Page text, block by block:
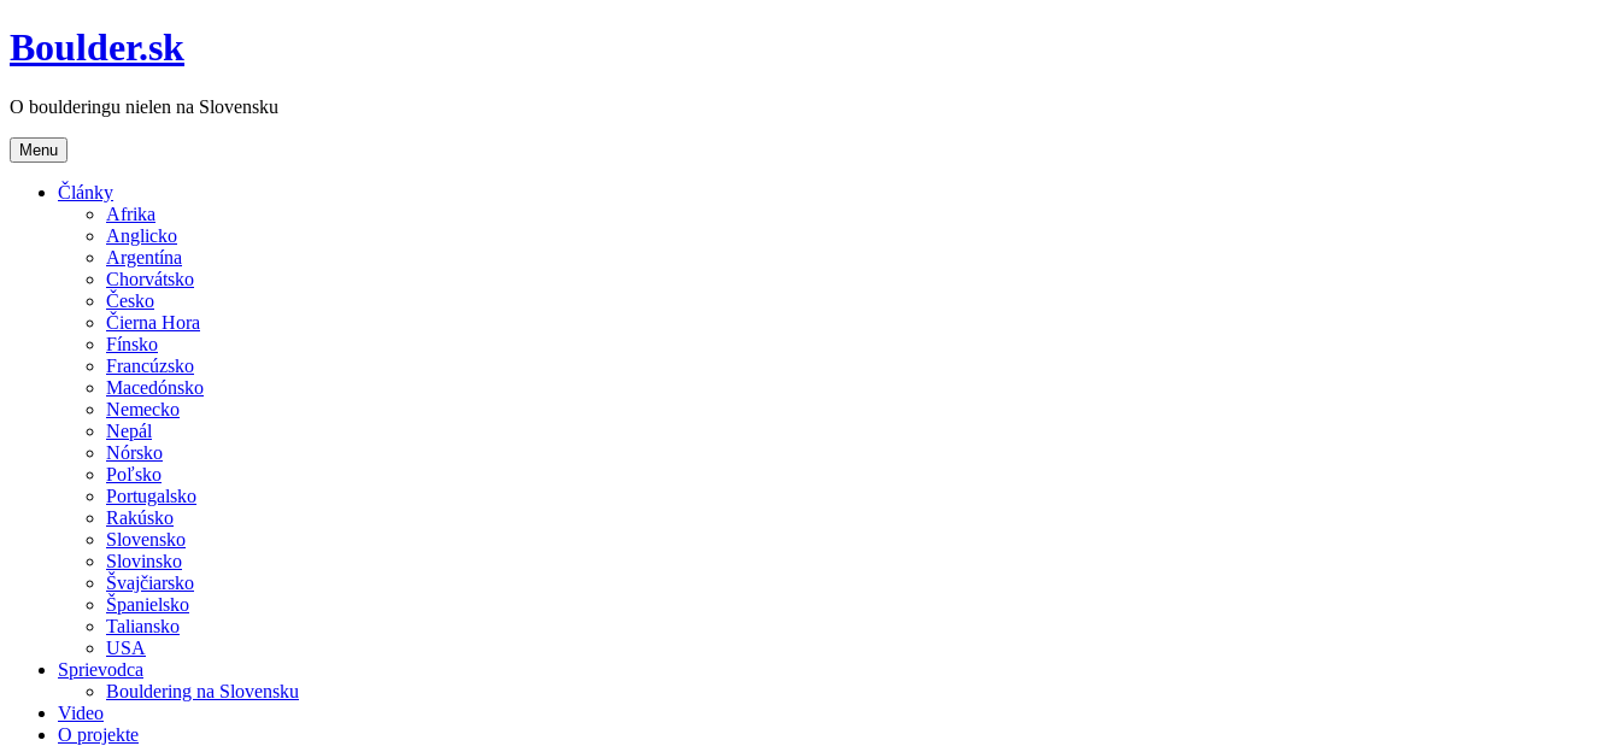
Boulder.sk
O boulderingu nielen na Slovensku
Menu
Články
Afrika
Anglicko
Argentína
Chorvátsko
Česko
Čierna Hora
Fínsko
Francúzsko
Macedónsko
Nemecko
Nepál
Nórsko
Poľsko
Portugalsko
Rakúsko
Slovensko
Slovinsko
Švajčiarsko
Španielsko
Taliansko
USA
Sprievodca
Bouldering na Slovensku
Video
O projekte